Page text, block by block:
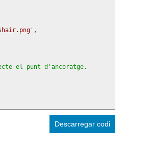
,
el punt d'ancoratge.
Descarregar codi